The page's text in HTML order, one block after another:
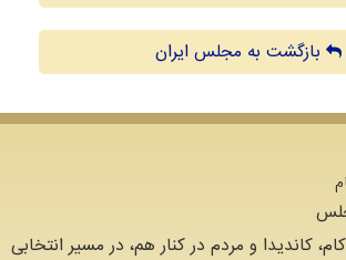
بازگشت به مجلس ایران
کاندیدا و مردم در کنار هم، در مسیر انتخابی